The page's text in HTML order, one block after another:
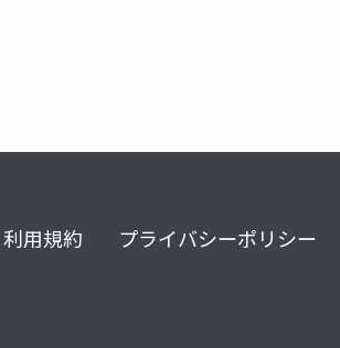
利用規約 プライバシーポリシー